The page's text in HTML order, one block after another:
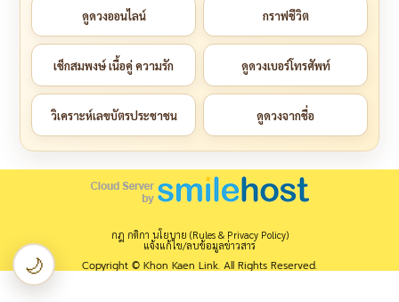
ดูดวงออนไลน์ กราฟชีวิต
เช็กสมพงษ์ เนื้อคู่ ความรัก ดูดวงเบอร์โทรศัพท์
วิเคราะห์เลขบัตรประชาชน ดูดวงจากชื่อ
กฎ กติกา นโยบาย (Rules & Privacy Policy)
แจ้งแก้ไข/ลบข้อมูลข่าวสาร
Copyright © Khon Kaen Link. All Rights Reserved.
🌙เปลี่ยนเป็นโหมดกลางคืน